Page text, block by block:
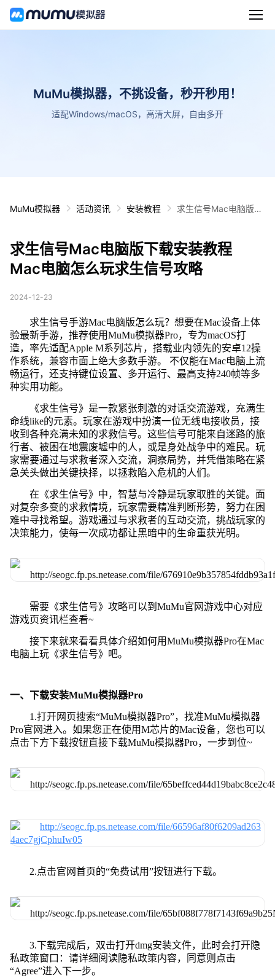
MuMu模拟器，不挑设备，秒开秒用！
适配Windows/macOS，高清大屏，自由多开
MuMu模拟器 活动资讯 安装教程
求生信号Mac电脑版下
求生信号Mac电脑版下载安装教程
Mac电脑怎么玩求生信号攻略
2024-12-23
求生信号手游Mac电脑版怎么玩？想要在Mac设备上体
验最新手游，推荐使用MuMu模拟器Pro，专为macOS打
造，率先适配Apple M系列芯片，搭载业内领先的安卓12操
作系统，兼容市面上绝大多数手游。 不仅能在Mac电脑上流
畅运行，还支持键位设置、多开运行、最高支持240帧等多
种实用功能。
《求生信号》是一款紧张刺激的对话交流游戏，充满生
命线like的元素。玩家在游戏中扮演一位无线电接收员，接
收到各种充满未知的求救信号。这些信号可能来自迷路的旅
行者、被困在地震废墟中的人，或是身处战争中的难民。玩
家需要通过与求救者深入交流，洞察局势，并凭借策略在紧
急关头做出关键抉择，以拯救陷入危机的人们。
在《求生信号》中，智慧与冷静是玩家取胜的关键。面
对复杂多变的求救情境，玩家需要精准判断形势，努力在困
难中寻找希望。游戏通过与求救者的互动交流，挑战玩家的
决策能力，使每一次成功都让黑暗中的生命重获光明。
需要《求生信号》攻略可以到MuMu官网游戏中心对应
游戏页资讯栏查看~
接下来就来看看具体介绍如何用MuMu模拟器Pro在Mac
电脑上玩《求生信号》吧。
一、下载安装MuMu模拟器Pro
1.打开网页搜索“MuMu模拟器Pro”，找准MuMu模拟器
Pro官网进入。如果您正在使用M芯片的Mac设备，您也可以
点击下方下载按钮直接下载MuMu模拟器Pro，一步到位~
2.点击官网首页的“免费试用”按钮进行下载。
3.下载完成后，双击打开dmg安装文件，此时会打开隐
私政策窗口：请详细阅读隐私政策内容，同意则点击
“Agree”进入下一步。